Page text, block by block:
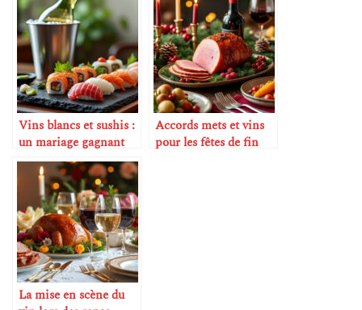
Vins blancs et sushis :
un mariage gagnant
Accords mets et vins
pour les fêtes de fin
La mise en scène du